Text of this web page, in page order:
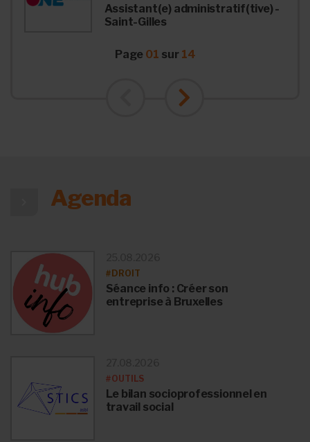
Assistant(e) administratif(tive) -
Saint-Gilles
Page 01 sur 14
Agenda
#DROIT
Séance info : Créer son
entreprise à Bruxelles
#OUTILS
Le bilan socioprofessionnel en
travail social